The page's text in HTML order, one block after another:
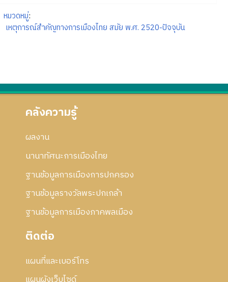
หมวดหมู่:
เหตุการณ์สำคัญทางการเมืองไทย สมัย พ.ศ. 2520-ปัจจุบัน
คลังความรู้
ผลงาน
นานาทัศนะการเมืองไทย
ฐานข้อมูลการเมืองการปกครอง
ฐานข้อมูลรางวัลพระปกเกล้า
ฐานข้อมูลการเมืองภาคพลเมือง
ติดต่อ
แผนที่และเบอร์โทร